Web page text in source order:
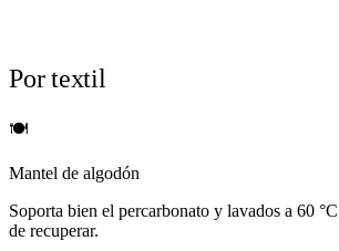
Por textil
🍽️
Mantel de algodón
Soporta bien el percarbonato y lavados a 60
de recuperar.